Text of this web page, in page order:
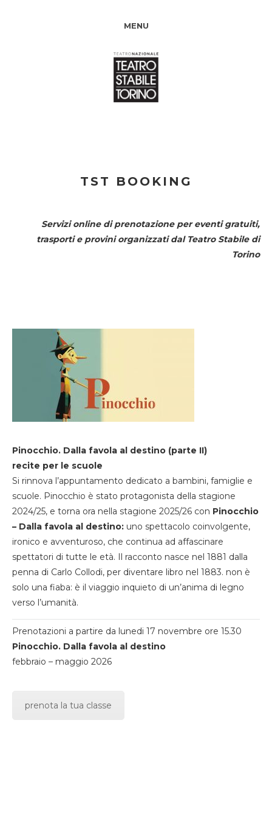
MENU
TST BOOKING
Servizi online di prenotazione per eventi gratuiti,
trasporti e provini organizzati dal Teatro Stabile di
Torino
Pinocchio. Dalla favola al destino (parte II)
recite per le scuole
Si rinnova l’appuntamento dedicato a bambini, famiglie e
scuole. Pinocchio è stato protagonista della stagione
2024/25, e torna ora nella stagione 2025/26 con Pinocchio
– Dalla favola al destino: uno spettacolo coinvolgente,
ironico e avventuroso, che continua ad affascinare
spettatori di tutte le età. Il racconto nasce nel 1881 dalla
penna di Carlo Collodi, per diventare libro nel 1883. non è
solo una fiaba: è il viaggio inquieto di un’anima di legno
verso l’umanità.
Prenotazioni a partire da lunedi 17 novembre ore 15.30
Pinocchio. Dalla favola al destino
febbraio – maggio 2026
prenota la tua classe